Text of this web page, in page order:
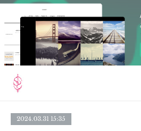
2024.03.31 15:35